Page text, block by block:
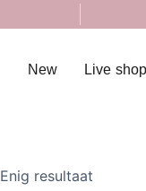
New Live
Enig resultaat